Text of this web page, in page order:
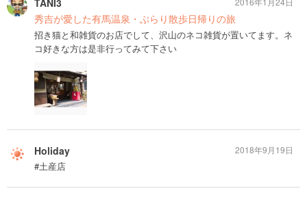
TANI3
秀吉が愛した有馬温泉・ぶらり散歩日帰りの旅
招き猫と和雑貨のお店でして、沢山のネコ雑貨が置いてます。ネ
コ好きな方は是非行ってみて下さい
Holiday
#土産店
2018年9月19日